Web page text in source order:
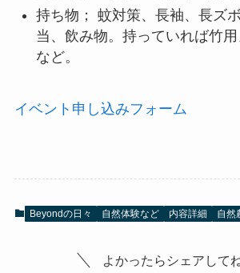
持ち物； 蚊対策、長袖、長ズ
当、飲み物。持っていれば竹
など。
イベント申し込みフォーム
Beyondの日々 自然体験など 内容詳細 自然
よかったらシェアして